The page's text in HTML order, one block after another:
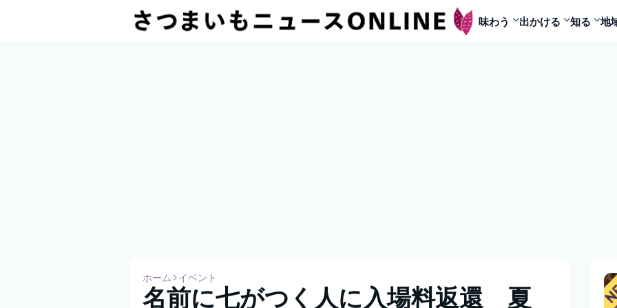
味わう 出かける 知る 地
ホーム イベント
名前に七がつく人に入場料返還 夏